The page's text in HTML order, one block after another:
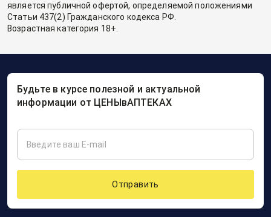
является публичной офертой, определяемой положениями
Статьи 437(2) Гражданского кодекса РФ.
Возрастная категория 18+.
Будьте в курсе полезной и актуальной
информации от ЦЕНЫвАПТЕКАХ
Отправить